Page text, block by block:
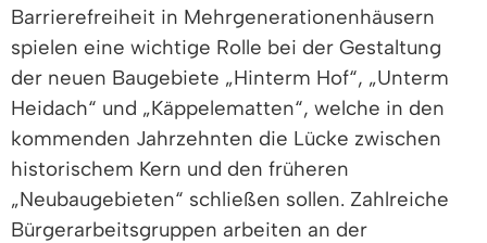
Barrierefreiheit in Mehrgenerationenhäusern
spielen eine wichtige Rolle bei der Gestaltung
der neuen Baugebiete „Hinterm Hof“, „Unterm
Heidach“ und „Käppelematten“, welche in den
kommenden Jahrzehnten die Lücke zwischen
historischem Kern und den früheren
„Neubaugebieten“ schließen sollen. Zahlreiche
Bürgerarbeitsgruppen arbeiten an der